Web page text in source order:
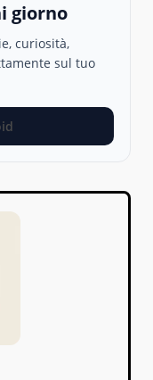
giorno
curiosità,
sul tuo